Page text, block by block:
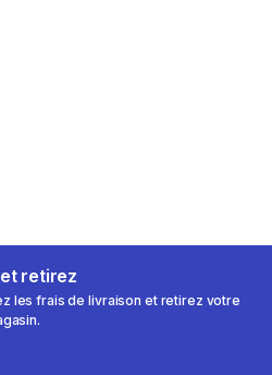
retirez
les frais de livraison et retirez votre